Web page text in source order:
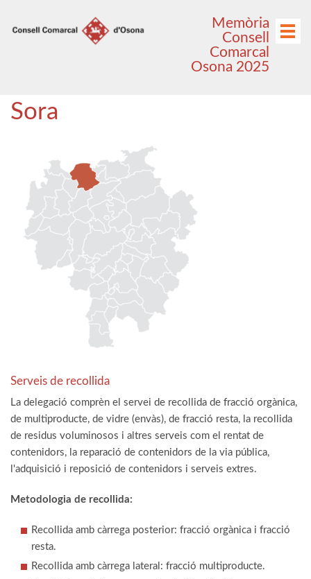
Menú
Memòria
Consell
Comarcal
Osona 2025
Sora
Serveis de recollida
La delegació comprèn el servei de recollida de fracció orgànica,
de multiproducte, de vidre (envàs), de fracció resta, la recollida
de residus voluminosos i altres serveis com el rentat de
contenidors, la reparació de contenidors de la via pública,
l'adquisició i reposició de contenidors i serveis extres.
Metodologia de recollida:
Recollida amb càrrega posterior: fracció orgànica i fracció
resta.
Recollida amb càrrega lateral: fracció multiproducte.